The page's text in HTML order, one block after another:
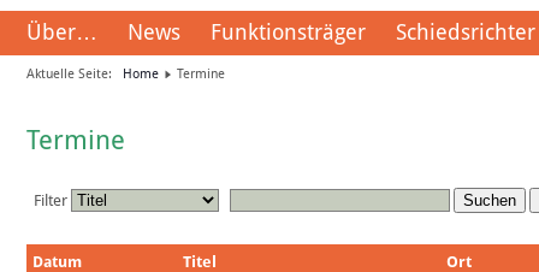
Über… News Funktionsträger Schiedsrichter
Aktuelle Seite: Home Termine
Termine
Filter Suchen
Datum Titel
Ort